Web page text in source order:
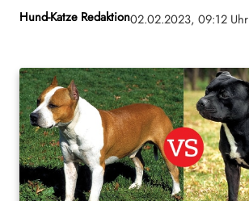
Hund-Katze Redaktion02.02.2023, 09:12 Uhr